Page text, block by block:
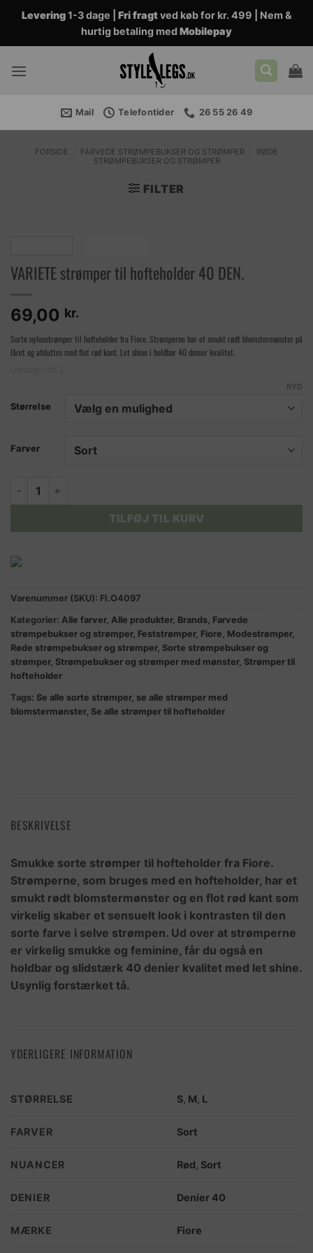
Fortsæt
indhold
Levering1-3 dage | Fri fragtved køb for kr. 499 | Nem &
hurtig betaling medMobilepay
Mail Telefontider 26 55 26 49
FORSIDE FARVEDE STRØMPEBUKSER OG STRØMPER
RØDE
STRØMPEBUKSER OG STRØMPER
FILTER
VARIETE strømper til hofteholder 40 DEN.
69,00 kr.
Sorte nylonstrømper til hofteholder fra Fiore. Strømperne har et smukt rødt blomstermønster på
låret og afsluttes med flot rød kant. Let shine i holdbar 40 denier kvalitet.
Udsolgt i str. L.
Størrelse
Farver
RYD
VARIETE strømper til hofteholder 40 DEN. antal
TILFØJ TIL KURV
Varenummer (SKU): FI.O4097
Kategorier: Alle farver, Alle produkter, Brands Farvede
strømpebukser og strømper, Feststrømper, Fiore Modestrømper,
Røde strømpebukser og strømper, Sorte strømpebukser og
strømper, Strømpebukser og strømper med mønster, Strømper til
hofteholder
Tags: Se alle sorte strømper, se alle strømper med
blomstermønster, Se alle strømper til hofteholder
BESKRIVELSE
Smukke sorte strømper til hofteholder fra Fiore.
Strømperne, som bruges med en hofteholder, har et
smukt rødt blomstermønster og en flot rød kant som
virkelig skaber et sensuelt look i kontrasten til den
sorte farve i selve strømpen. Ud over at strømperne
er virkelig smukke og feminine, får du også en
holdbar og slidstærk 40 denier kvalitet med let shine.
Usynlig forstærket tå.
YDERLIGERE INFORMATION
STØRRELSE S M L
FARVER Sort
NUANCER Rød Sort
DENIER Denier 40
MÆRKE Fiore